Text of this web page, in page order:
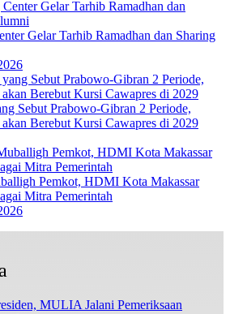
Gelar Tarhib Ramadhan dan Sharing
Sebut Prabowo-Gibran 2 Periode,
Berebut Kursi Cawapres di 2029
Pemkot, HDMI Kota Makassar
Mitra Pemerintah